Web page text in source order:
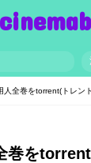
人全巻をtorrent(トレン
巻を